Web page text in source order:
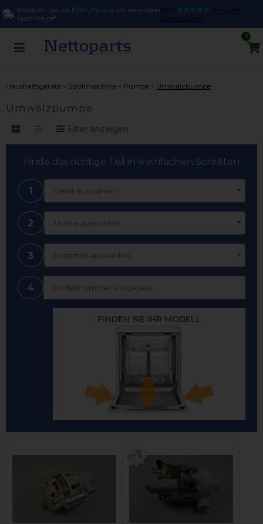
Bestellen Sie vor 17:00 Uhr und wir versenden
noch heute*
800+
deutsche
Bewertungen
0
Haushaltsgeräte » Spülmaschine » Pumpe » Umwälzpumpe
Umwälzpumpe
Filter anzeigen
Finde das richtige Teil in 4 einfachen Schritten
1 Gerät auswählen
2 Marke auswählen
3 Ersatzteil auswählen
4
FINDEN SIE IHR MODELL